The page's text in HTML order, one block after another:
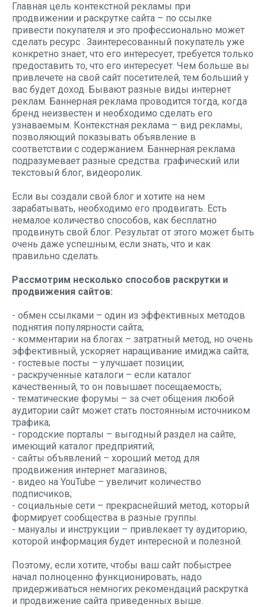
Главная цель контекстной рекламы при
продвижении и раскрутке сайта – по ссылке
привести покупателя и это профессионально может
сделать ресурс . Заинтересованный покупатель уже
конкретно знает, что его интересует, требуется только
предоставить то, что его интересует. Чем больше вы
привлечете на свой сайт посетителей, тем больший у
вас будет доход. Бывают разные виды интернет
реклам. Баннерная реклама проводится тогда, когда
бренд неизвестен и необходимо сделать его
узнаваемым. Контекстная реклама – вид рекламы,
позволяющий показывать объявление в
соответствии с содержанием. Баннерная реклама
подразумевает разные средства: графический или
текстовый блог, видеоролик.
Если вы создали свой блог и хотите на нем
зарабатывать, необходимо его продвигать. Есть
немалое количество способов, как бесплатно
продвинуть свой блог. Результат от этого может быть
очень даже успешным, если знать, что и как
правильно сделать.
Рассмотрим несколько способов раскрутки и
продвижения сайтов:
- обмен ссылками – один из эффективных методов
поднятия популярности сайта;
- комментарии на блогах – затратный метод, но очень
эффективный, ускоряет наращивание имиджа сайта;
- гостевые посты – улучшает позиции;
- раскрученные каталоги – если каталог
качественный, то он повышает посещаемость;
- тематические форумы – за счет общения любой
аудитории сайт может стать постоянным источником
трафика;
- городские порталы – выгодный раздел на сайте,
имеющий каталог предприятий;
- сайты объявлений – хороший метод для
продвижения интернет магазинов;
- видео на YouTubе – увеличит количество
подписчиков;
- социальные сети – прекраснейший метод, который
формирует сообщества в разные группы.
- мануалы и инструкции – привлекает ту аудиторию,
которой информация будет интересной и полезной.
Поэтому, если хотите, чтобы ваш сайт побыстрее
начал полноценно функционировать, надо
придерживаться немногих рекомендаций раскрутка
и продвижение сайта приведенных выше.